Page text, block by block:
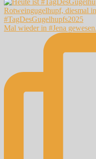
Mal wieder in #Jena